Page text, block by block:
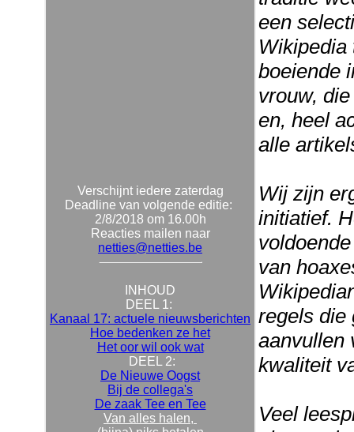
Verschijnt iedere zaterdag
Deadline van volgende editie:
2/8/2018 om 16.00h
Reacties mailen naar
netties@netties.be
INHOUD
DEEL 1:
Kanaal 17: actuele nieuwsberichten
Hoe bedenken ze het
Het oor wil ook wat
DEEL 2:
De Nieuwe Oogst
Bij de collega's
De zaak Tee en Tee
Van alles halen,
een
Wikipedia
boeiende
vrouw,
en, heel
alle
Wij zijn
initiatief.
van
regels die
aanvullen
kwaliteit
Veel